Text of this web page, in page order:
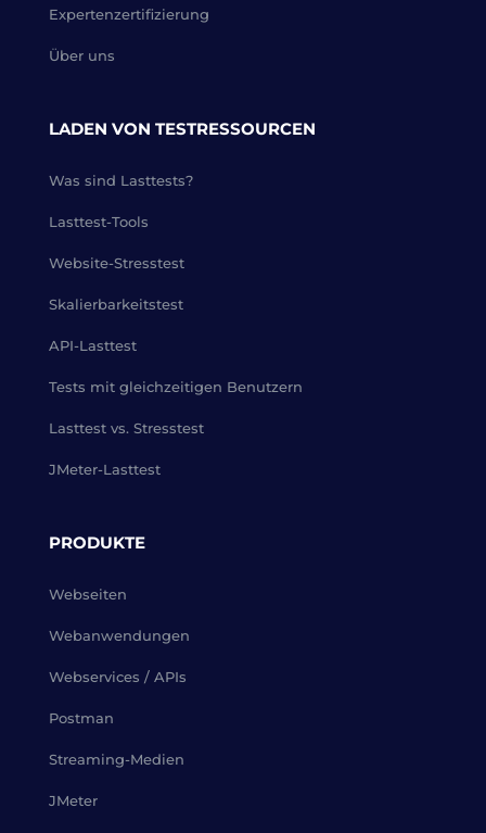
Expertenzertifizierung
Über uns
LADEN VON TESTRESSOURCEN
Was sind Lasttests?
Lasttest-Tools
Website-Stresstest
Skalierbarkeitstest
API-Lasttest
Tests mit gleichzeitigen Benutzern
Lasttest vs. Stresstest
JMeter-Lasttest
PRODUKTE
Webseiten
Webanwendungen
Webservices / APIs
Postman
Streaming-Medien
JMeter